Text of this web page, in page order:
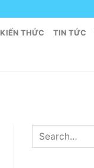
KIẾN THỨC TIN TỨC